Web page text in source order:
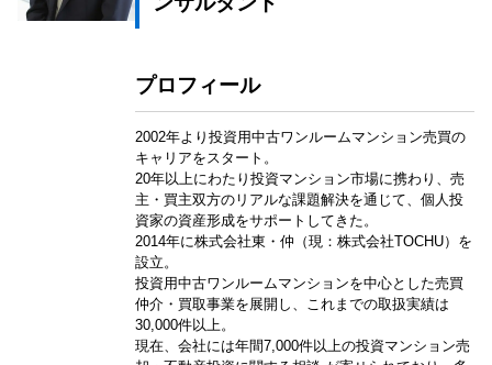
プロフィール
2002年より投資用中古ワンルームマンション売買の
キャリアをスタート。
20年以上にわたり投資マンション市場に携わり、売
主・買主双方のリアルな課題解決を通じて、個人投
資家の資産形成をサポートしてきた。
2014年に株式会社東・仲（現：株式会社TOCHU）を
設立。
投資用中古ワンルームマンションを中心とした売買
仲介・買取事業を展開し、これまでの取扱実績は
30,000件以上。
現在、会社には年間7,000件以上の投資マンション売